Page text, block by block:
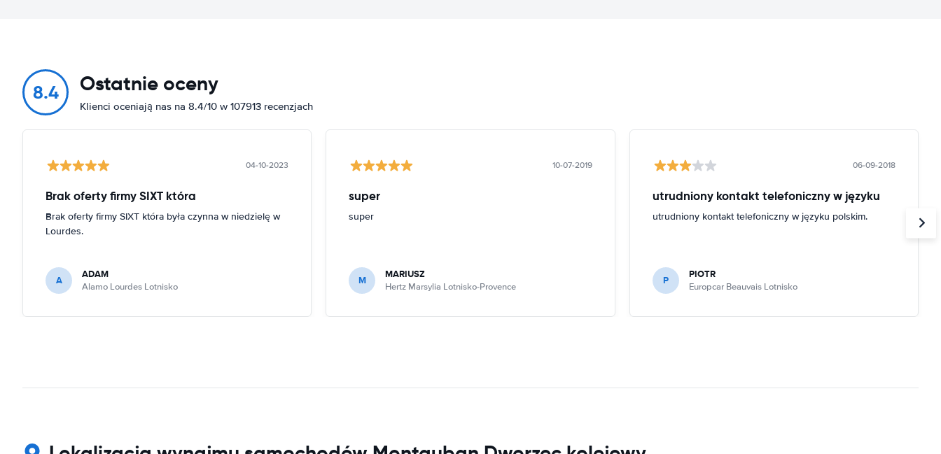
8.4 Ostatnie oceny
Klienci oceniają nas na 8.4/10 w 107913 recenzjach
04-10-2023
Brak oferty firmy SIXT która
Brak oferty firmy SIXT która była czynna w niedzielę w
Lourdes.
A ADAM
Alamo Lourdes Lotnisko
10-07-2019
super
super
M MARIUSZ
Hertz Marsylia Lotnisko-Provence
06-09-2018
utrudniony kontakt telefoniczny w języku
utrudniony kontakt telefoniczny w języku polskim.
P PIOTR
Europcar Beauvais Lotnisko